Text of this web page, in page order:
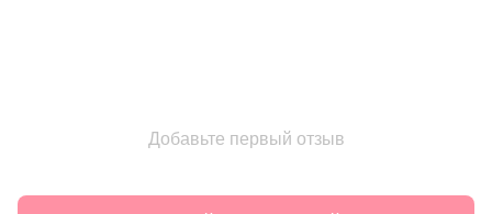
Добавьте первый отзыв